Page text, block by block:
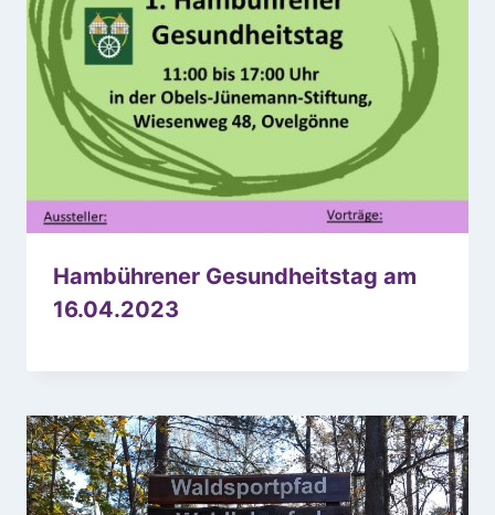
Hambührener Gesundheitstag am
16.04.2023